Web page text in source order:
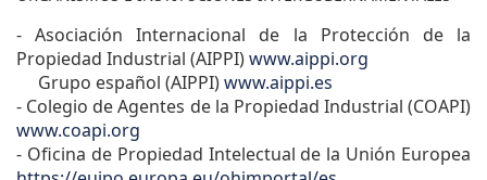
- Asociación Internacional de la Protección de la
Propiedad Industrial (AIPPI)www.aippi.org
Grupo español (AIPPI)www.aippi.es
- Colegio de Agentes de la Propiedad Industrial (COAPI)
www.coapi.org
- Oficina de Propiedad Intelectual de la Unión Europea